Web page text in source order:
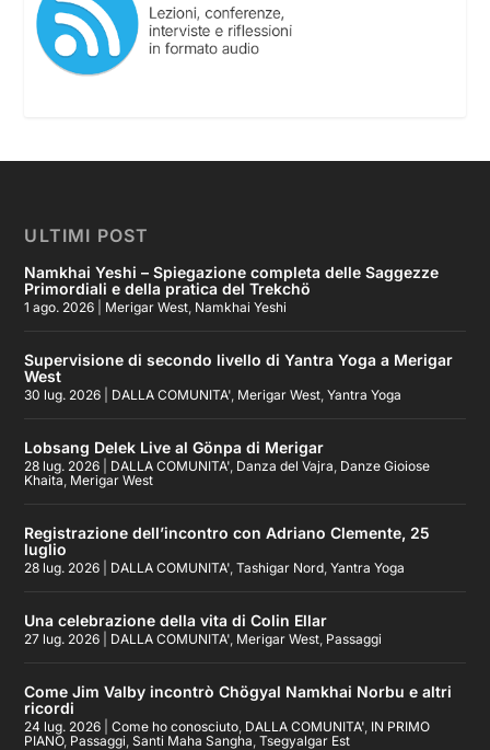
ULTIMI POST
Namkhai Yeshi – Spiegazione completa delle Saggezze
Primordiali e della pratica del Trekchö
1 ago. 2026 Merigar West Namkhai Yeshi
Supervisione di secondo livello di Yantra Yoga a Merigar
West
30 lug. 2026 DALLA COMUNITA' Merigar West ,Yantra Yoga
Lobsang Delek Live al Gönpa di Merigar
28 lug. 2026 DALLA COMUNITA' Danza del Vajra Danze Gioiose
Khaita Merigar West
Registrazione dell’incontro con Adriano Clemente, 25
luglio
28 lug. 2026 DALLA COMUNITA' ,Tashigar Nord ,Yantra Yoga
Una celebrazione della vita di Colin Ellar
27 lug. 2026 DALLA COMUNITA' Merigar West Passaggi
Come Jim Valby incontrò Chögyal Namkhai Norbu e altri
ricordi
24 lug. 2026 |Come ho conosciuto DALLA COMUNITA' IN PRIMO
PIANO, Passaggi ,Santi Maha Sangha ,Tsegyalgar Est